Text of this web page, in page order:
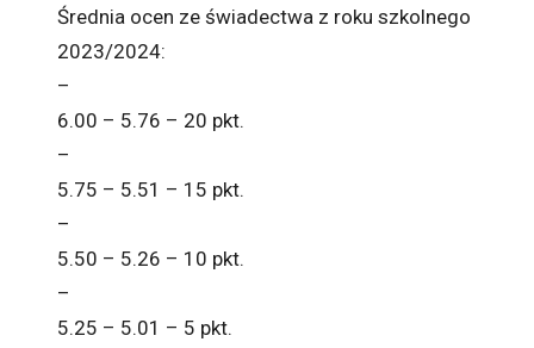
Średnia ocen ze świadectwa z roku szkolnego
2023/2024:
–
6.00 – 5.76 – 20 pkt.
–
5.75 – 5.51 – 15 pkt.
–
5.50 – 5.26 – 10 pkt.
–
5.25 – 5.01 – 5 pkt.